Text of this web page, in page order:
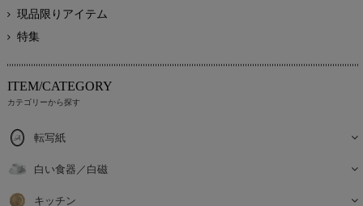
現品限りアイテム
特集
ITEM/CATEGORY
カテゴリーから探す
転写紙
白い食器／白磁
キッチン